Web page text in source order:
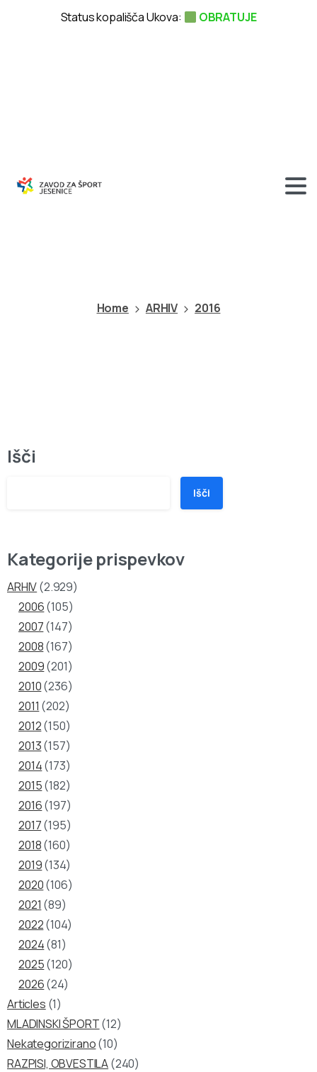
Home ARHIV 2016
Išči
Išči
Kategorije prispevkov
ARHIV(2.929)
2006(105)
2007(147)
2008(167)
2009(201)
2010(236)
2011 (202)
2012(150)
2013(157)
2014(173)
2015(182)
2016(197)
2017(195)
2018(160)
2019(134)
2020(106)
2021 (89)
2022(104)
2024(81)
2025(120)
2026(24)
Articles (1)
MLADINSKI ŠPORT(12)
Nekategorizirano(10)
RAZPISI, OBVESTILA(240)
Status kopališča Ukova: OBRATUJE